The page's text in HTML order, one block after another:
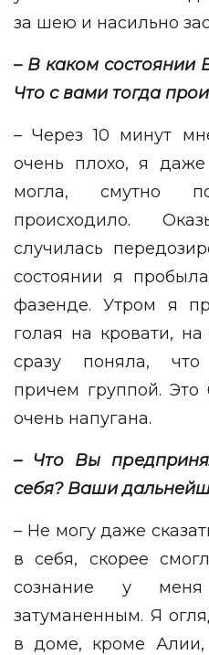
за шею и насильно
– В каком состоянии
Что с вами тогда
– Через 10 минут
очень плохо, я
могла, смутно
происходило.
случилась
состоянии я
фазенде. Утром я
голая на кровати,
сразу поняла,
причем группой.
очень напугана.
– Что Вы
себя? Ваши
– Не могу даже
в себя, скорее
сознание у
затуманенным. Я
в доме, кроме